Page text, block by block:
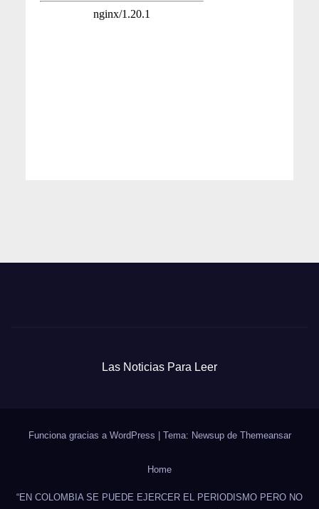
Las Noticias Para Leer
Funciona gracias a WordPress | Tema: Newsup de Themeansar
Home
“EN COLOMBIA SE PUEDE EJERCER EL PERIODISMO PERO NO